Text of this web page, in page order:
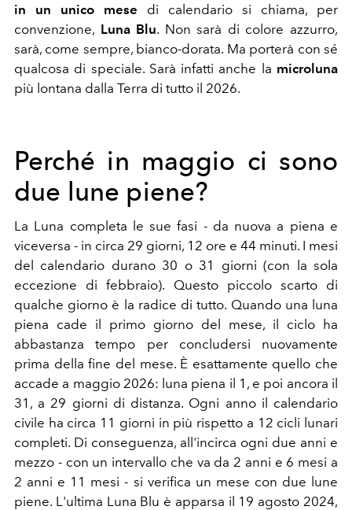
in un unico mese di calendario si chiama, per
convenzione, Luna Blu. Non sarà di colore azzurro,
sarà, come sempre, bianco-dorata. Ma porterà con sé
qualcosa di speciale. Sarà infatti anche la microluna
più lontana dalla Terra di tutto il 2026.
Perché in maggio ci sono
due lune piene?
La Luna completa le sue fasi - da nuova a piena e
viceversa - in circa 29 giorni, 12 ore e 44 minuti. I mesi
del calendario durano 30 o 31 giorni (con la sola
eccezione di febbraio). Questo piccolo scarto di
qualche giorno è la radice di tutto. Quando una luna
piena cade il primo giorno del mese, il ciclo ha
abbastanza tempo per concludersi nuovamente
prima della fine del mese. È esattamente quello che
accade a maggio 2026: luna piena il 1, e poi ancora il
31, a 29 giorni di distanza. Ogni anno il calendario
civile ha circa 11 giorni in più rispetto a 12 cicli lunari
completi. Di conseguenza, all'incirca ogni due anni e
mezzo - con un intervallo che va da 2 anni e 6 mesi a
2 anni e 11 mesi - si verifica un mese con due lune
piene. L'ultima Luna Blu è apparsa il 19 agosto 2024,